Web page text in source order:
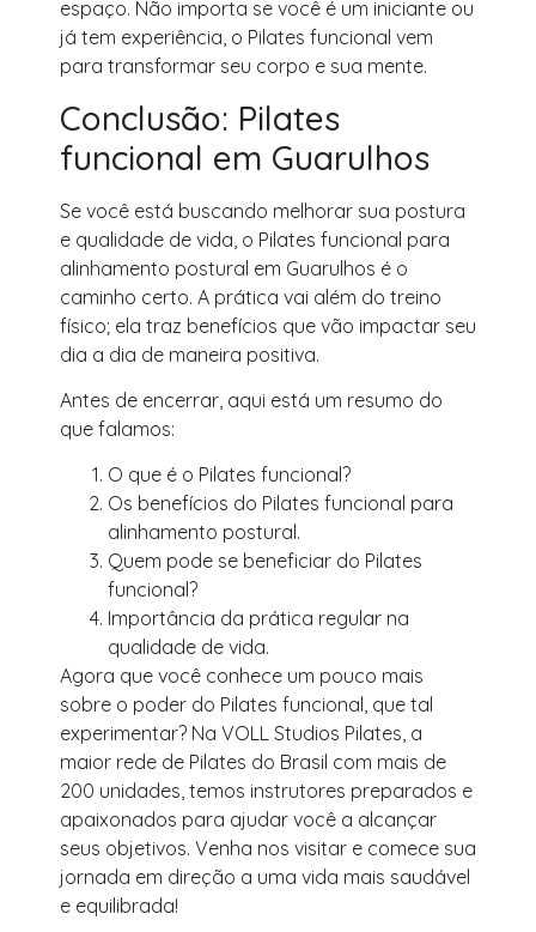
espaço. Não importa se você é um iniciante ou
já tem experiência, o Pilates funcional vem
para transformar seu corpo e sua mente.
Conclusão: Pilates
funcional em Guarulhos
Se você está buscando melhorar sua postura
e qualidade de vida, o Pilates funcional para
alinhamento postural em Guarulhos é o
caminho certo. A prática vai além do treino
físico; ela traz benefícios que vão impactar seu
dia a dia de maneira positiva.
Antes de encerrar, aqui está um resumo do
que falamos:
O que é o Pilates funcional?
Os benefícios do Pilates funcional para
alinhamento postural.
Quem pode se beneficiar do Pilates
funcional?
Importância da prática regular na
qualidade de vida.
Agora que você conhece um pouco mais
sobre o poder do Pilates funcional, que tal
experimentar? Na VOLL Studios Pilates, a
maior rede de Pilates do Brasil com mais de
200 unidades, temos instrutores preparados e
apaixonados para ajudar você a alcançar
seus objetivos. Venha nos visitar e comece sua
jornada em direção a uma vida mais saudável
e equilibrada!